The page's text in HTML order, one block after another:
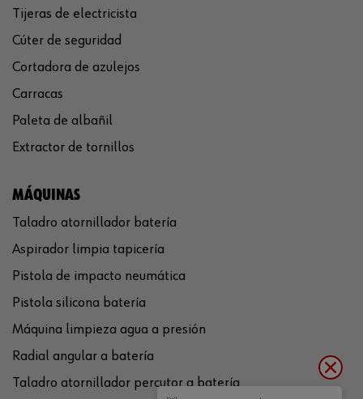
Tijeras de electricista
Cúter de seguridad
Cortadora de azulejos
Carracas
Paleta de albañil
Extractor de tornillos
MÁQUINAS
Taladro atornillador batería
Aspirador limpia tapicería
Pistola de impacto neumática
Pistola silicona batería
Máquina limpieza agua a presión
Radial angular a batería
Taladro atornillador percutor a batería